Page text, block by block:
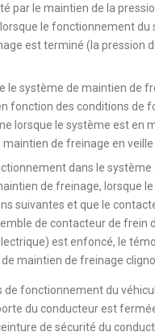
par le maintien de la
le fonctionnement du
est terminé (la pression
le système de maintien de
fonction des conditions de
lorsque le système est en
de freinage en veille
dans le système
de freinage, lorsque
suivantes et que le
de contacteur de frein
est enfoncé, le
maintien de freinage
de fonctionnement du
porte du conducteur est
ceinture de sécurité du